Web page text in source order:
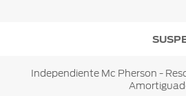
Independiente Mc Pherson -